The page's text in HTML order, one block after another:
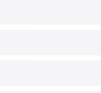
Emotionen zu
Hochzeitsgeschenk.
ist erforderlich